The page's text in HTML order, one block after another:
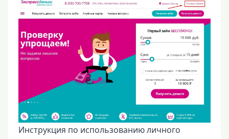
Инструкция по использованию личного